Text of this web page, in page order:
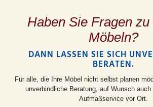
Haben Sie Fragen
Möbeln?
DANN LASSEN SIE SICH
BERATEN.
Für alle, die Ihre Möbel nicht selbst planen
unverbindliche Beratung, auf Wunsch
Aufmaßservice vor Ort.